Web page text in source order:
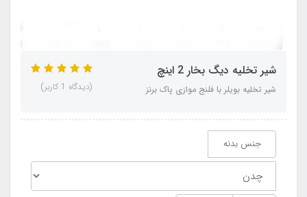
شیر تخلیه دیگ بخار 2 اینچ
شیر تخلیه بویلر با فلنج موازی پاک برنز (دیدگاه 1 کاربر)
جنس بدنه